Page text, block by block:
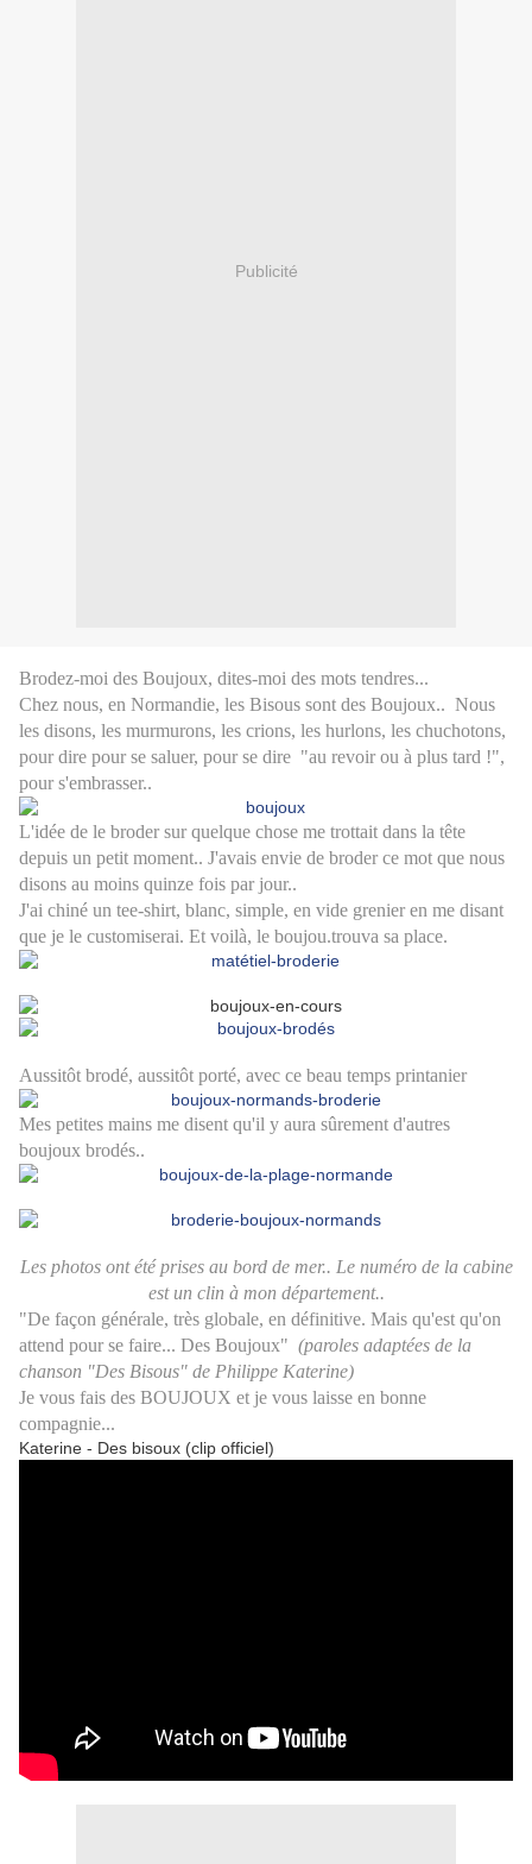
Publicité
Brodez-moi des Boujoux, dites-moi des mots tendres...
Chez nous, en Normandie, les Bisous sont des Boujoux.. Nous
les disons, les murmurons, les crions, les hurlons, les chuchotons,
pour dire pour se saluer, pour se dire "au revoir ou à plus tard !",
pour s'embrasser..
L'idée de le broder sur quelque chose me trottait dans la tête
depuis un petit moment.. J'avais envie de broder ce mot que nous
disons au moins quinze fois par jour..
J'ai chiné un tee-shirt, blanc, simple, en vide grenier en me disant
que je le customiserai. Et voilà, le boujou.trouva sa place.
Aussitôt brodé, aussitôt porté, avec ce beau temps printanier
Mes petites mains me disent qu'il y aura sûrement d'autres
boujoux brodés..
Les photos ont été prises au bord de mer.. Le numéro de la cabine
est un clin à mon département..
"De façon générale, très globale, en définitive. Mais qu'est qu'on
attend pour se faire... Des Boujoux" (paroles adaptées de la
chanson "Des Bisous" de Philippe Katerine)
Je vous fais des BOUJOUX et je vous laisse en bonne
compagnie...
Katerine - Des bisoux (clip officiel)